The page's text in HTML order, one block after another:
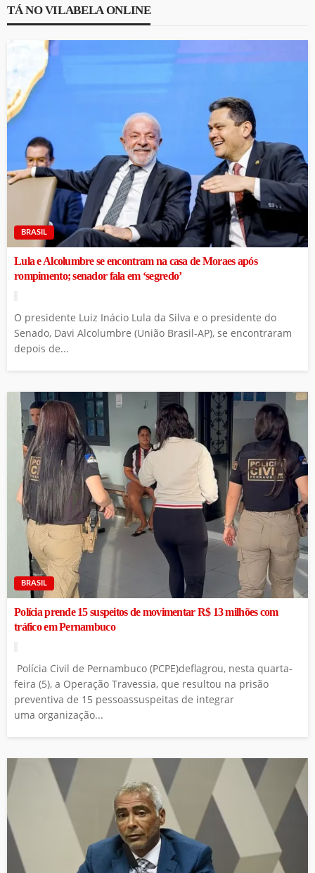
TÁ NO VILABELA ONLINE
BRASIL
Lula e Alcolumbre se encontram na casa de Moraes após
rompimento; senador fala em ‘segredo’
O presidente Luiz Inácio Lula da Silva e o presidente do
Senado, Davi Alcolumbre (União Brasil-AP), se encontraram
depois de...
BRASIL
Polícia prende 15 suspeitos de movimentar R$ 13 milhões com
tráfico em Pernambuco
Polícia Civil de Pernambuco (PCPE)deflagrou, nesta quarta-
feira (5), a Operação Travessia, que resultou na prisão
preventiva de 15 pessoassuspeitas de integrar
uma organização...